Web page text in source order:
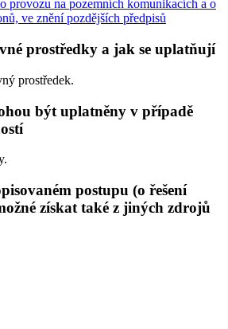
provozu na pozemních komunikacích a o
ve znění pozdějších předpisů
prostředky a jak se uplatňují
prostředek.
být uplatněny v případě
postupu (o řešení
získat také z jiných zdrojů